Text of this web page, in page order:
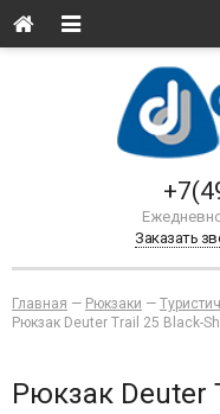
Заказать
Главная — Рюкзаки —
Рюкзак Deuter Trail 25 Black-
Рюкзак Deuter